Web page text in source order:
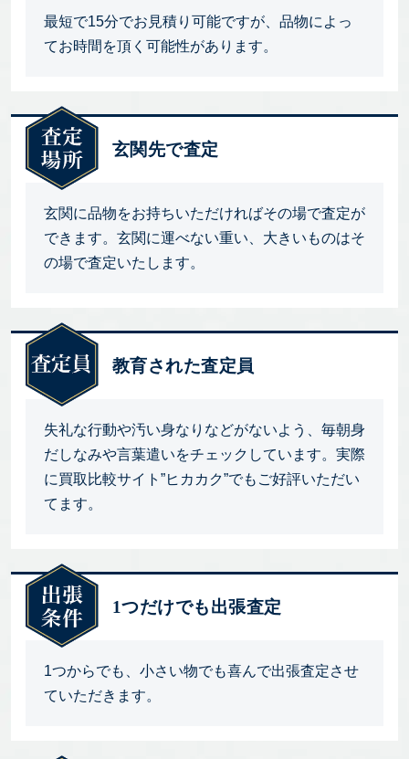
最短で15分でお見積り可能ですが、品物によっ
てお時間を頂く可能性があります。
玄関先で査定
玄関に品物をお持ちいただければその場で査定が
できます。玄関に運べない重い、大きいものはそ
の場で査定いたします。
教育された査定員
失礼な行動や汚い身なりなどがないよう、毎朝身
だしなみや言葉遣いをチェックしています。実際
に買取比較サイト”ヒカカク”でもご好評いただい
てます。
1つだけでも出張査定
1つからでも、小さい物でも喜んで出張査定させ
ていただきます。